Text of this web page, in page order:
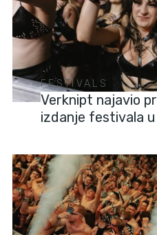
FESTIVALS
Verknipt najavio
izdanje festivala